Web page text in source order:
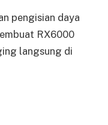
pengisian daya
RX6000
langsung di